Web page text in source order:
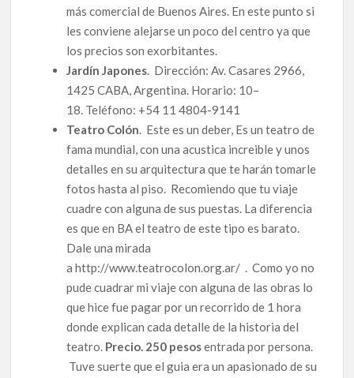
más comercial de Buenos Aires. En este punto si
les conviene alejarse un poco del centro ya que
los precios son exorbitantes.
Jardín Japones. Dirección: Av. Casares 2966,
1425 CABA, Argentina. Horario: 10–
18. Teléfono: +54 11 4804-9141
Teatro Colón. Este es un deber, Es un teatro de
fama mundial, con una acustica increible y unos
detalles en su arquitectura que te harán tomarle
fotos hasta al piso. Recomiendo que tu viaje
cuadre con alguna de sus puestas. La diferencia
es que en BA el teatro de este tipo es barato.
Dale una mirada
a http://www.teatrocolon.org.ar/ . Como yo no
pude cuadrar mi viaje con alguna de las obras lo
que hice fue pagar por un recorrido de 1 hora
donde explican cada detalle de la historia del
teatro. Precio. 250 pesosentrada por persona.
Tuve suerte que el guia era un apasionado de su